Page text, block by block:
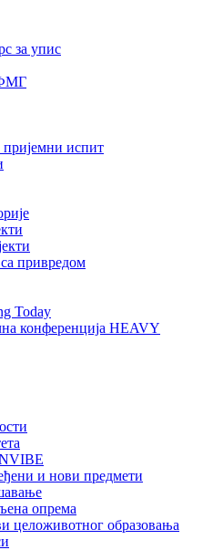
за упис
ФМГ
пријемни испит
привредом
Today
конференција HEAVY
и нови предмети
опрема
целоживотног образовања